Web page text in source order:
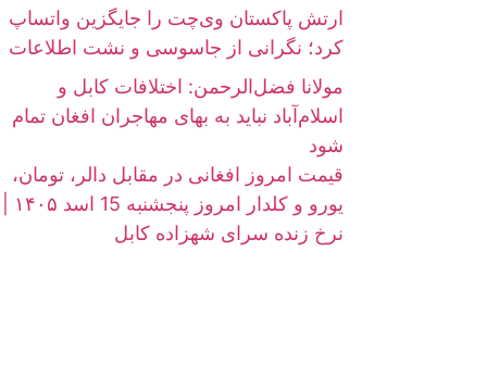
ارتش پاکستان وی‌چت را جایگزین واتساپ
کرد؛ نگرانی از جاسوسی و نشت اطلاعات
مولانا فضل‌الرحمن: اختلافات کابل و
اسلام‌آباد نباید به بهای مهاجران افغان تمام
شود
قیمت امروز افغانی در مقابل دالر، تومان،
نرخ زنده سرای شهزاده کابل